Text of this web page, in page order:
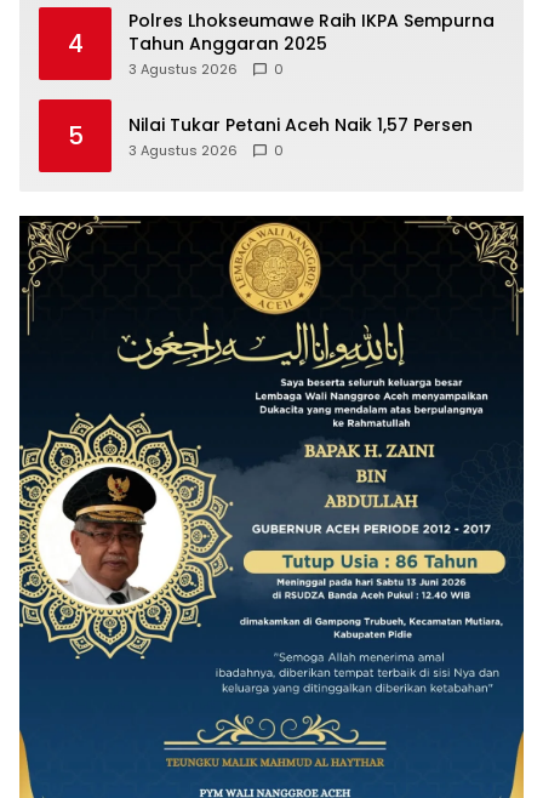
4
Polres Lhokseumawe Raih IKPA Sempurna
Tahun Anggaran 2025
3 Agustus 2026 0
5 Nilai Tukar Petani Aceh Naik 1,57 Persen
3 Agustus 2026 0